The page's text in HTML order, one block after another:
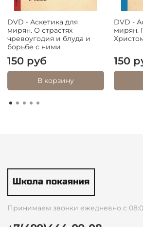
DVD - Аскетика для
мирян. О страстях
чревоугодия и блуда и
борьбе с ними
150 руб
В корзину
DVD -
мирян.
150
Принимаем звонки ежедневно с